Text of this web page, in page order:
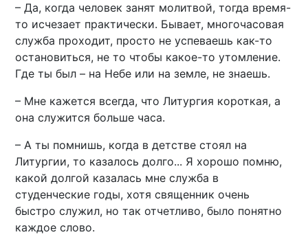
– Да, когда человек занят молитвой, тогда время-
то исчезает практически. Бывает, многочасовая
служба проходит, просто не успеваешь как-то
остановиться, не то чтобы какое-то утомление.
Где ты был – на Небе или на земле, не знаешь.
– Мне кажется всегда, что Литургия короткая, а
она служится больше часа.
– А ты помнишь, когда в детстве стоял на
Литургии, то казалось долго... Я хорошо помню,
какой долгой казалась мне служба в
студенческие годы, хотя священник очень
быстро служил, но так отчетливо, было понятно
каждое слово.